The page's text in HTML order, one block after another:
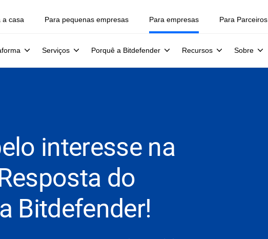
a casa Para pequenas empresas Para empresas
Serviços Porquê a Bitdefender Recursos Sobre
Para Parceiros
interesse na
do
Bitdefender!